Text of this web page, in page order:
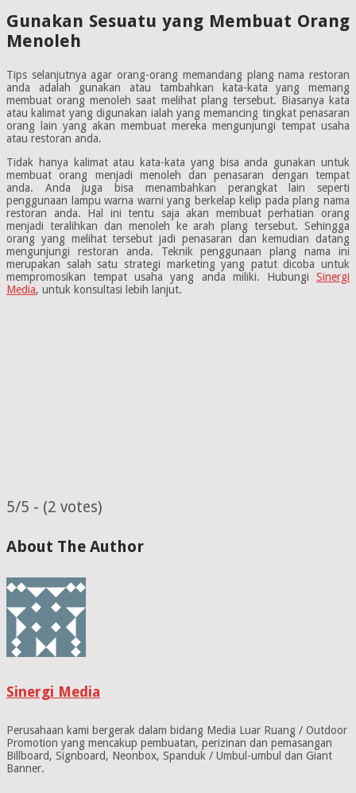
Gunakan Sesuatu yang Membuat Orang
Menoleh
Tips selanjutnya agar orang-orang memandang plang nama restoran
anda adalah gunakan atau tambahkan kata-kata yang memang
membuat orang menoleh saat melihat plang tersebut. Biasanya kata
atau kalimat yang digunakan ialah yang memancing tingkat penasaran
orang lain yang akan membuat mereka mengunjungi tempat usaha
atau restoran anda.
Tidak hanya kalimat atau kata-kata yang bisa anda gunakan untuk
membuat orang menjadi menoleh dan penasaran dengan tempat
anda. Anda juga bisa menambahkan perangkat lain seperti
penggunaan lampu warna warni yang berkelap kelip pada plang nama
restoran anda. Hal ini tentu saja akan membuat perhatian orang
menjadi teralihkan dan menoleh ke arah plang tersebut. Sehingga
orang yang melihat tersebut jadi penasaran dan kemudian datang
mengunjungi restoran anda. Teknik penggunaan plang nama ini
merupakan salah satu strategi marketing yang patut dicoba untuk
mempromosikan tempat usaha yang anda miliki. Hubungi Sinergi
Media, untuk konsultasi lebih lanjut.
5/5 - (2 votes)
About The Author
Sinergi Media
Perusahaan kami bergerak dalam bidang Media Luar Ruang / Outdoor
Promotion yang mencakup pembuatan, perizinan dan pemasangan
Billboard, Signboard, Neonbox, Spanduk / Umbul-umbul dan Giant
Banner.